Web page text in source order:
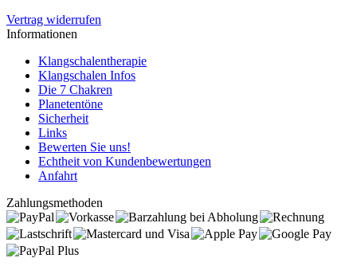
Vertrag widerrufen
Informationen
Klangschalentherapie
Klangschalen Infos
Die 7 Chakren
Planetentöne
Sicherheit
Links
Bewerten Sie uns!
Echtheit von Kundenbewertungen
Anfahrt
Zahlungsmethoden